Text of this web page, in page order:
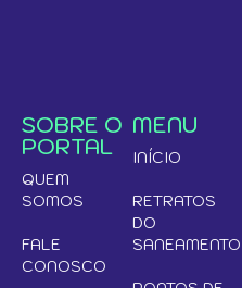
SOBRE O
PORTAL
QUEM
SOMOS
FALE
CONOSCO
MENU
INÍCIO
RETRATOS
DO
SANEAMENTO